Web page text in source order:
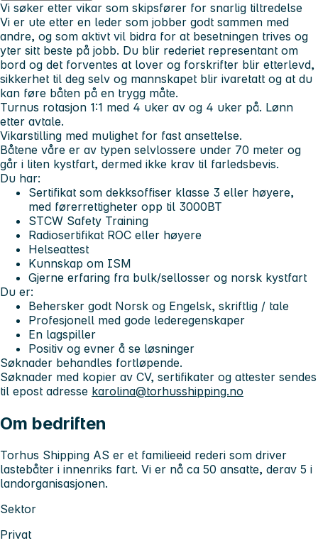
Vi søker etter vikar som skipsfører for snarlig tiltredelse
Vi er ute etter en leder som jobber godt sammen med
andre, og som aktivt vil bidra for at besetningen trives og
yter sitt beste på jobb. Du blir rederiet representant om
bord og det forventes at lover og forskrifter blir etterlevd,
sikkerhet til deg selv og mannskapet blir ivaretatt og at du
kan føre båten på en trygg måte.
Turnus rotasjon 1:1 med 4 uker av og 4 uker på. Lønn
etter avtale.
Vikarstilling med mulighet for fast ansettelse.
Båtene våre er av typen selvlossere under 70 meter og
går i liten kystfart, dermed ikke krav til farledsbevis.
Du har:
Sertifikat som dekksoffiser klasse 3 eller høyere,
med førerrettigheter opp til 3000BT
STCW Safety Training
Radiosertifikat ROC eller høyere
Helseattest
Kunnskap om ISM
Gjerne erfaring fra bulk/sellosser og norsk kystfart
Du er:
Behersker godt Norsk og Engelsk, skriftlig / tale
Profesjonell med gode lederegenskaper
En lagspiller
Positiv og evner å se løsninger
Søknader behandles fortløpende.
Søknader med kopier av CV, sertifikater og attester sendes
til epost adresse karolina@torhusshipping.no
Om bedriften
Torhus Shipping AS er et familieeid rederi som driver
lastebåter i innenriks fart. Vi er nå ca 50 ansatte, derav 5 i
landorganisasjonen.
Sektor
Privat